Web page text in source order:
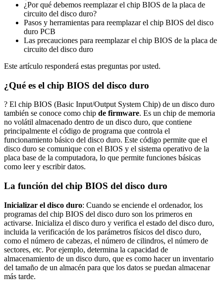
¿Por qué debemos reemplazar el chip BIOS de la placa de
circuito del disco duro?
Pasos y herramientas para reemplazar el chip BIOS del disco
duro PCB
Las precauciones para reemplazar el chip BIOS de la placa de
circuito del disco duro
Este artículo responderá estas preguntas por usted.
¿Qué es el chip BIOS del disco duro
? El chip BIOS (Basic Input/Output System Chip) de un disco duro
también se conoce como chip de firmware. Es un chip de memoria
no volátil almacenado dentro de un disco duro, que contiene
principalmente el código de programa que controla el
funcionamiento básico del disco duro. Este código permite que el
disco duro se comunique con el BIOS y el sistema operativo de la
placa base de la computadora, lo que permite funciones básicas
como leer y escribir datos.
La función del chip BIOS del disco duro
Inicializar el disco duro: Cuando se enciende el ordenador, los
programas del chip BIOS del disco duro son los primeros en
activarse. Inicializa el disco duro y verifica el estado del disco duro,
incluida la verificación de los parámetros físicos del disco duro,
como el número de cabezas, el número de cilindros, el número de
sectores, etc. Por ejemplo, determina la capacidad de
almacenamiento de un disco duro, que es como hacer un inventario
del tamaño de un almacén para que los datos se puedan almacenar
más tarde.